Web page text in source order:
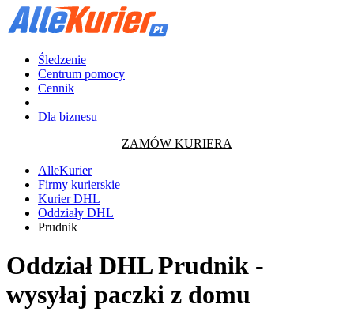
Śledzenie
Centrum pomocy
Cennik
Dla biznesu
ZAMÓW KURIERA
AlleKurier
Firmy kurierskie
Kurier DHL
Oddziały DHL
Prudnik
Oddział DHL Prudnik -
wysyłaj paczki z domu